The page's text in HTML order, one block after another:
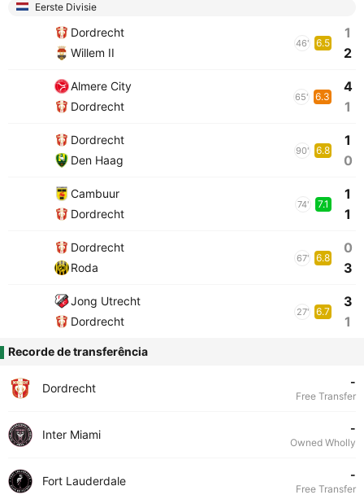
Eerste Divisie
Dordrecht
Willem II
46' 6.5
1
2
Almere City
Dordrecht
65' 6.3
4
1
Dordrecht
Den Haag
90' 6.8
1
0
Cambuur
Dordrecht
74' 7.1
1
1
Dordrecht
Roda
67' 6.8
0
3
Jong Utrecht
Dordrecht
27' 6.7
3
1
Recorde de transferência
Dordrecht -
Free Transfer
Inter Miami -
Owned Wholly
Fort Lauderdale -
Free Transfer